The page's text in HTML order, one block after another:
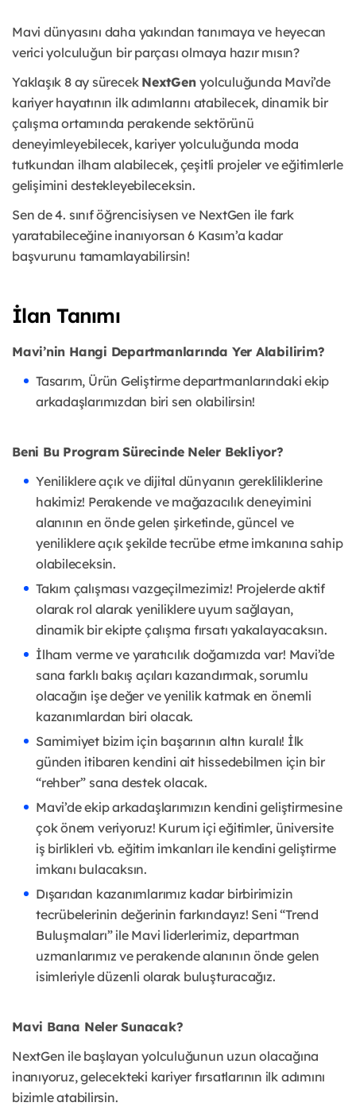
Mavi dünyasını daha yakından tanımaya ve heyecan
verici yolculuğun bir parçası olmaya hazır mısın?
Yaklaşık 8 ay sürecek NextGenyolculuğunda Mavi’de
kariyer hayatının ilk adımlarını atabilecek, dinamik bir
çalışma ortamında perakende sektörünü
deneyimleyebilecek, kariyer yolculuğunda moda
tutkundan ilham alabilecek, çeşitli projeler ve eğitimlerle
gelişimini destekleyebileceksin.
Sen de 4. sınıf öğrencisiysen ve NextGen ile fark
yaratabileceğine inanıyorsan 6 Kasım’a kadar
başvurunu tamamlayabilirsin!
İlan Tanımı
Mavi’nin Hangi Departmanlarında Yer Alabilirim?
Tasarım, Ürün Geliştirme departmanlarındaki ekip
arkadaşlarımızdan biri sen olabilirsin!
Beni Bu Program Sürecinde Neler Bekliyor?
Yeniliklere açık ve dijital dünyanın gerekliliklerine
hakimiz! Perakende ve mağazacılık deneyimini
alanının en önde gelen şirketinde, güncel ve
yeniliklere açık şekilde tecrübe etme imkanına sahip
olabileceksin.
Takım çalışması vazgeçilmezimiz! Projelerde aktif
olarak rol alarak yeniliklere uyum sağlayan,
dinamik bir ekipte çalışma fırsatı yakalayacaksın.
İlham verme ve yaratıcılık doğamızda var! Mavi’de
sana farklı bakış açıları kazandırmak, sorumlu
olacağın işe değer ve yenilik katmak en önemli
kazanımlardan biri olacak.
Samimiyet bizim için başarının altın kuralı! İlk
günden itibaren kendini ait hissedebilmen için bir
“rehber” sana destek olacak.
Mavi’de ekip arkadaşlarımızın kendini geliştirmesine
çok önem veriyoruz! Kurum içi eğitimler, üniversite
iş birlikleri vb. eğitim imkanları ile kendini geliştirme
imkanı bulacaksın.
Dışarıdan kazanımlarımız kadar birbirimizin
tecrübelerinin değerinin farkındayız! Seni “Trend
Buluşmaları” ile Mavi liderlerimiz, departman
uzmanlarımız ve perakende alanının önde gelen
isimleriyle düzenli olarak buluşturacağız.
Mavi Bana Neler Sunacak?
NextGen ile başlayan yolculuğunun uzun olacağına
inanıyoruz, gelecekteki kariyer fırsatlarının ilk adımını
bizimle atabilirsin.